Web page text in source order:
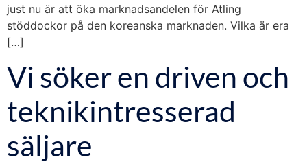
just nu är att öka marknadsandelen för Atling
stöddockor på den koreanska marknaden. Vilka är era
[…]
Vi söker en driven och
teknikintresserad
säljare